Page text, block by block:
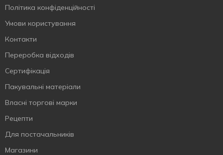
Політика конфіденційності
Умови користування
Контакти
Переробка відходів
Сертифiкацiя
Пакувальні матеріали
Власнi торговi марки
Рецепти
Для постачальників
Магазини